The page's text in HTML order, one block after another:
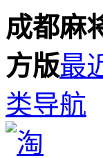
成都麻
方版最
类导航